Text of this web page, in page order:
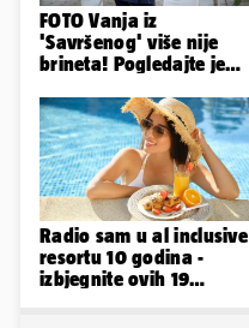
FOTO Vanja iz
'Savršenog' više nije
brineta! Pogledajte je
Radio sam u al inclusive
resortu 10 godina -
izbjegnite ovih 19